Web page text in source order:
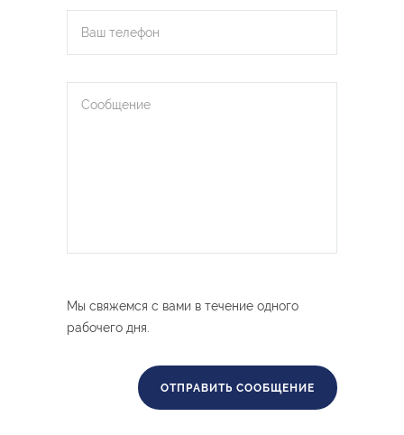
Мы свяжемся с вами в течение одного
рабочего дня.